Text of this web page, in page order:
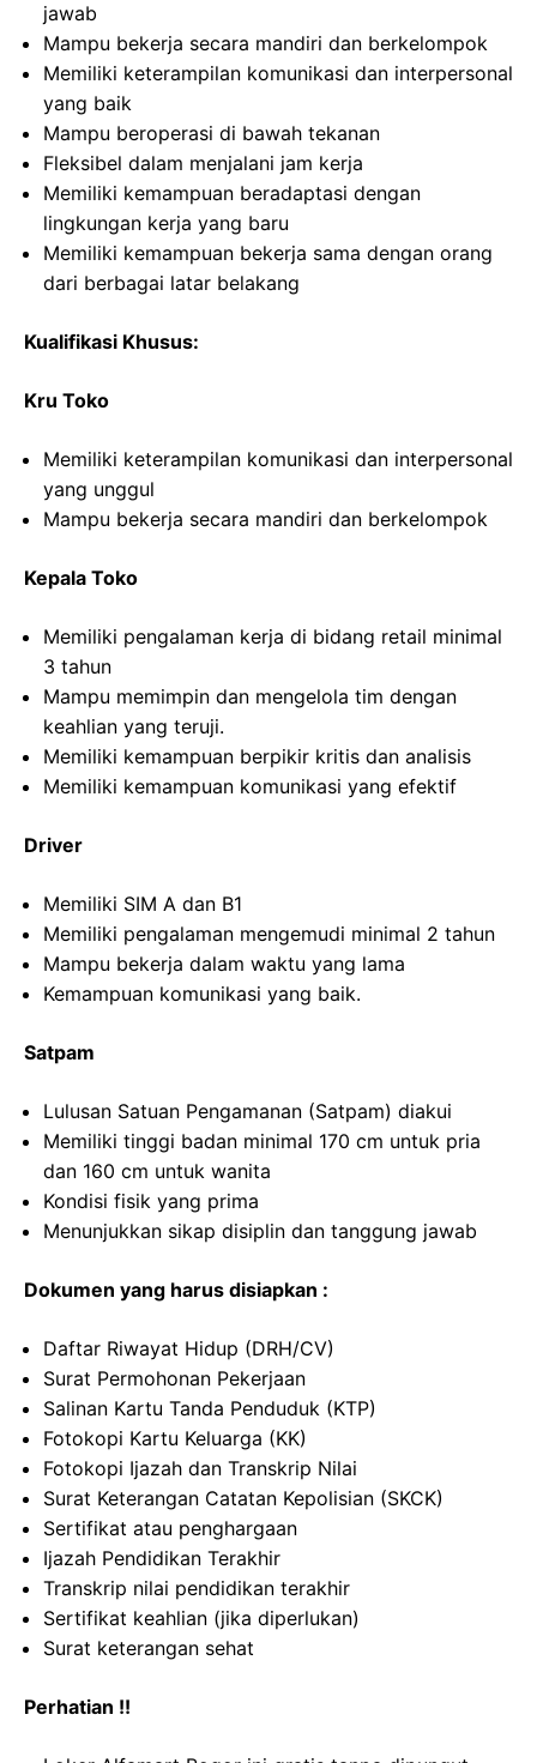
jawab
Mampu bekerja secara mandiri dan berkelompok
Memiliki keterampilan komunikasi dan interpersonal
yang baik
Mampu beroperasi di bawah tekanan
Fleksibel dalam menjalani jam kerja
Memiliki kemampuan beradaptasi dengan
lingkungan kerja yang baru
Memiliki kemampuan bekerja sama dengan orang
dari berbagai latar belakang
Kualifikasi Khusus:
Kru Toko
Memiliki keterampilan komunikasi dan interpersonal
yang unggul
Mampu bekerja secara mandiri dan berkelompok
Kepala Toko
Memiliki pengalaman kerja di bidang retail minimal
3 tahun
Mampu memimpin dan mengelola tim dengan
keahlian yang teruji.
Memiliki kemampuan berpikir kritis dan analisis
Memiliki kemampuan komunikasi yang efektif
Driver
Memiliki SIM A dan B1
Memiliki pengalaman mengemudi minimal 2 tahun
Mampu bekerja dalam waktu yang lama
Kemampuan komunikasi yang baik.
Satpam
Lulusan Satuan Pengamanan (Satpam) diakui
Memiliki tinggi badan minimal 170 cm untuk pria
dan 160 cm untuk wanita
Kondisi fisik yang prima
Menunjukkan sikap disiplin dan tanggung jawab
Dokumen yang harus disiapkan :
Daftar Riwayat Hidup (DRH/CV)
Surat Permohonan Pekerjaan
Salinan Kartu Tanda Penduduk (KTP)
Fotokopi Kartu Keluarga (KK)
Fotokopi Ijazah dan Transkrip Nilai
Surat Keterangan Catatan Kepolisian (SKCK)
Sertifikat atau penghargaan
Ijazah Pendidikan Terakhir
Transkrip nilai pendidikan terakhir
Sertifikat keahlian (jika diperlukan)
Surat keterangan sehat
Perhatian !!